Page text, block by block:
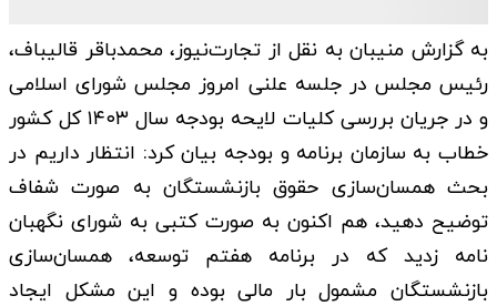
به گزارش منیبان به نقل از تجارت‌نیوز، محمدباقر قالیباف،
رئیس مجلس در جلسه علنی امروز مجلس شورای اسلامی
و در جریان بررسی کلیات لایحه بودجه سال ۱۴۰۳ کل کشور
خطاب به سازمان برنامه و بودجه بیان کرد: انتظار داریم در
بحث همسان‌سازی حقوق بازنشستگان به صورت شفاف
توضیح دهید، هم اکنون به صورت کتبی به شورای نگهبان
نامه زدید که در برنامه هفتم توسعه، همسان‌سازی
بازنشستگان مشمول بار مالی بوده و این مشکل ایجاد